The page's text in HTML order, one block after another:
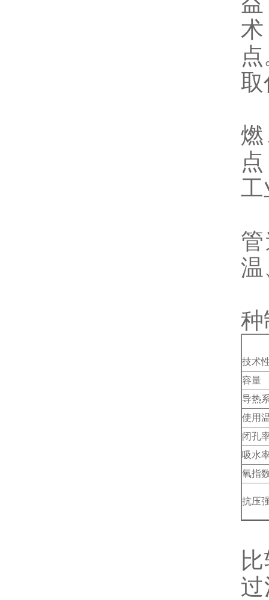
工
温
种
技术
容量
导热
使用
闭孔
吸水
氧指
抗压